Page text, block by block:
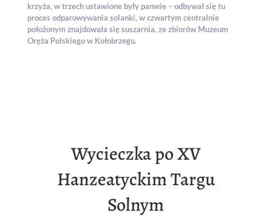
krzyża, w trzech ustawione były panwie – odbywał się tu
proces odparowywania solanki, w czwartym centralnie
położonym znajdowała się suszarnia, ze zbiorów Muzeum
Oręża Polskiego w Kołobrzegu.
Wycieczka po XV
Hanzeatyckim Targu
Solnym